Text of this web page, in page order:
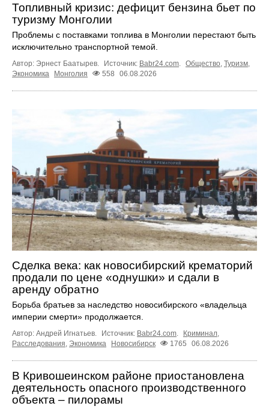
Топливный кризис: дефицит бензина бьет по
туризму Монголии
Проблемы с поставками топлива в Монголии перестают быть
исключительно транспортной темой.
Автор: Эрнест Баатырев. Источник: Babr24.com Общество Туризм
Экономика
Монголия 558 06.08.2026
Сделка века: как новосибирский крематорий
продали по цене «однушки» и сдали в
аренду обратно
Борьба братьев за наследство новосибирского «владельца
империи смерти» продолжается.
Автор: Андрей Игнатьев. Источник: Babr24.com. Криминал,
Расследования, Экономика Новосибирск 1765 06.08.2026
В Кривошеинском районе приостановлена
деятельность опасного производственного
объекта – пилорамы